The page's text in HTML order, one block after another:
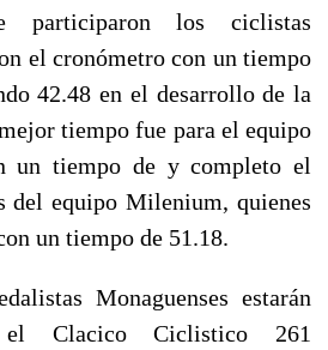
participaron los ciclistas
el cronómetro con un tiempo
42.48 en el desarrollo de la
tiempo fue para el equipo
un tiempo de y completo el
del equipo Milenium, quienes
un tiempo de 51.18.
Monaguenses estarán
el Clacico Ciclistico 261